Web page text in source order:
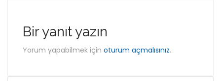
Bir yanıt yazın
Yorum yapabilmek için oturum açmalısınız.